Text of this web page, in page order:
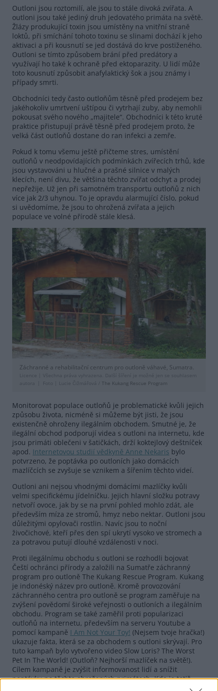
Outloni jsou roztomilí, ale jsou to stále divoká zvířata. A
outloni jsou také jediný druh jedovatého primáta na světě.
Žlázy produkující toxin jsou umístěny na vnitřní straně
loktů, při smíchání tohoto toxinu se slinami dochází k jeho
aktivaci a při kousnutí se jed dostává do krve postiženého.
Outloni se tímto způsobem brání před predátory a
využívají ho také k ochraně před ektoparazity. U lidí může
toto kousnutí způsobit anafylaktický šok a jsou známy i
případy smrti.
Obchodníci tedy často outloňům těsně před prodejem bez
jakéhokoliv umrtvení uštípou či vytrhají zuby, aby nemohli
pokousat svého nového „majitele“. Obchodníci k této kruté
praktice přistupují právě těsně před prodejem proto, že
velká část outloňů dostane do ran infekci a zemře.
Pokud k tomu všemu ještě přičteme stres, umístění
outloňů v neodpovídajících podmínkách zvířecích trhů, kde
jsou vystavováni u hlučné a prašné silnice v malých
klecích, není divu, že většina těchto zvířat odchyt a prodej
nepřežije. Už jen při samotném transportu outloňů z nich
více jak 2/3 uhynou. To je opravdu alarmující číslo, pokud
si uvědomíme, že jsou to ohrožená zvířata a jejich
populace ve volné přírodě stále klesá.
Záchranné a rehabilitační centrum pro outloně váhavé, Sumatra.
Licence |
Všechna práva vyhrazena. Další šíření je možné jen se souhlasem
autora
Foto | Lucie Čižmářová / The Kukang Rescue Program
Monitorovat populace outloňů je problematické kvůli jejich
způsobu života, nicméně si můžeme být jisti, že jsou
existenčně ohroženy ilegálním obchodem. Smutné je, že
ilegální obchod podporují videa s outloni na internetu, kde
jsou primáti oblečeni v šatičkách, drží koktejlový deštníček
apod. Internetovou studií vědkyně Anne Nekaris bylo
potvrzeno, že poptávka po outloních jako domácích
mazlíčcích se zvyšuje se vznikem a šířením těchto videí.
Outloni ani nejsou vhodnými domácími mazlíčky kvůli
velmi specifickému jídelníčku. Jejich hlavní složku potravy
netvoří ovoce, jak by se na první pohled mohlo zdát, ale
především míza ze stromů, hmyz nebo nektar. Outloni jsou
důležitými opylovači rostlin. Navíc jsou to noční
živočichové, kteří přes den spí ukrytí vysoko ve stromech a
za potravou putují dlouhé vzdálenosti v noci.
Proti ilegálnímu obchodu s outloni se rozhodli bojovat
Čeští ochránci přírody a založili na Sumatře záchranný
program pro outloně The Kukang Rescue Program. Kukang
je indonéský název pro outloně. Kromě provozování
záchranného centra pro outloně se program zaměřuje na
zvýšení povědomí široké veřejnosti o outloních a ilegálním
obchodu. Program se také zaměřil proti popularizaci
outloňů na internetu, především na serveru Youtube a
pomocí kampaně I Am Not Your Toy! (Nejsem tvoje hračka!)
ukazuje fakta, která se za obchodem s outloni skrývají. Pro
tuto kampaň bylo vytvořeno video Slow Loris? The Worst
Pet In The World! (Outloň? Nejhorší mazlíček na světě!).
Cílem kampaně je zvýšit informovanost lidí a snížit
poptávku po těchto ohrožených primátech. Kde je totiž
poptávka, zůstává i nabídka. Je jen na nás, jak vysoká bude.